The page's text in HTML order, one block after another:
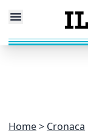
Home Cronaca